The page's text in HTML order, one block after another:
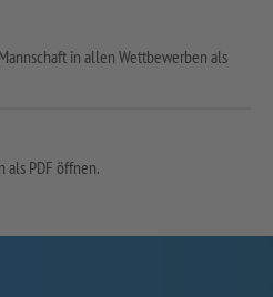
in allen Wettbewerben als
PDF öffnen.